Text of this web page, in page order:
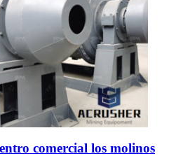
comercial los molinos